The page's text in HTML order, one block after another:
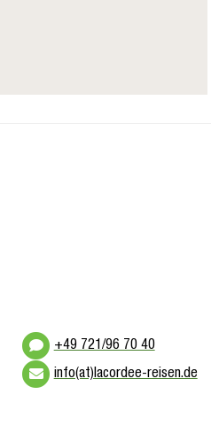
+49 721/96 70 40
info(at)lacordee-reisen.de